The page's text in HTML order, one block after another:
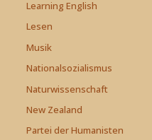
Learning English
Lesen
Musik
Nationalsozialismus
Naturwissenschaft
New Zealand
Partei der Humanisten